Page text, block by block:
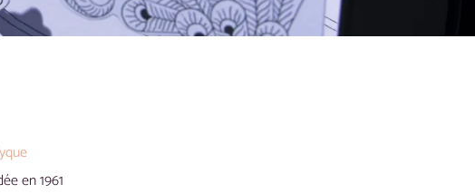
en 1961